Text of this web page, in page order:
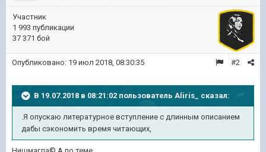
Участник
1 993 публикации
37 371 бой
#2
Опубликовано: 19 июл 2018, 08:30:35
В 19.07.2018 в 08:21:02 пользователь Aliris_ сказал:
.Я опускаю литературное вступление с длинным описанием
дабы сэкономить время читающих,